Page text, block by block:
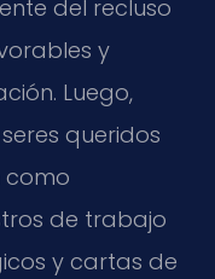
del recluso
y
Luego,
queridos
como
de trabajo
y cartas de